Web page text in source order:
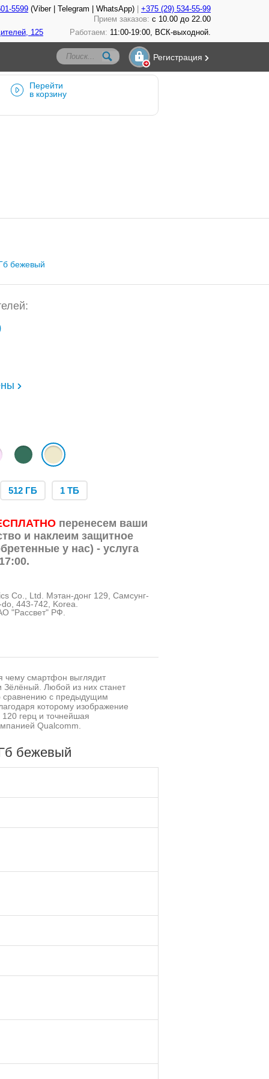
5599 (Viber | Telegram | WhatsApp)
+375 (29) 534-55-99
Прием заказов: с 10.00 до 22.00
125 Работаем: 11:00-19:00, ВСК-выходной.
Регистрация
Перейти
в корзину
бежевый
512 ГБ 1 ТБ
перенесем ваши
и наклеим защитное
у нас) - услуга
Co., Ltd. Мэтан-донг 129, Самсунг-
443-742, Korea.
"Рассвет" РФ.
чему смартфон выглядит
Любой из них станет
сравнению с предыдущим
которому изображение
герц и точнейшая
Qualcomm.
бежевый